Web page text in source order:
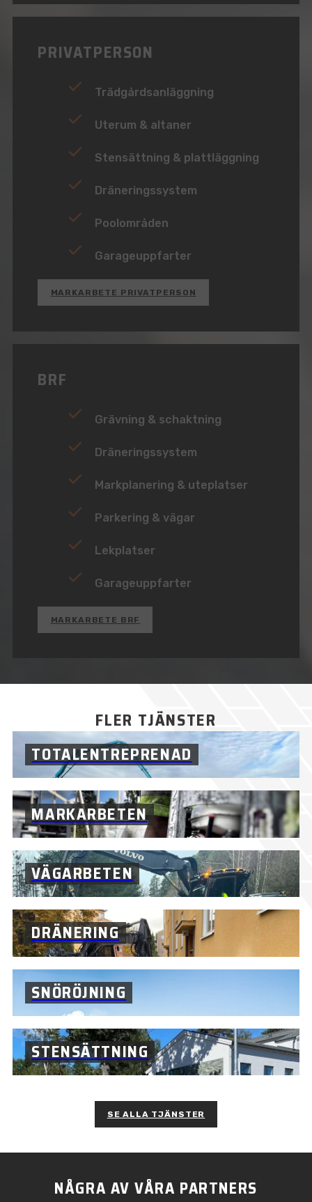
PRIVATPERSON
Trädgårdsanläggning
Uterum & altaner
Stensättning & plattläggning
Dräneringssystem
Poolområden
Garageuppfarter
MARKARBETE PRIVATPERSON
BRF
Grävning & schaktning
Dräneringssystem
Markplanering & uteplatser
Parkering & vägar
Lekplatser
Garageuppfarter
MARKARBETE BRF
FLER TJÄNSTER
TOTALENTREPRENAD
MARKARBETEN
VÄGARBETEN
DRÄNERING
SNÖRÖJNING
STENSÄTTNING
SE ALLA TJÄNSTER
NÅGRA AV VÅRA PARTNERS